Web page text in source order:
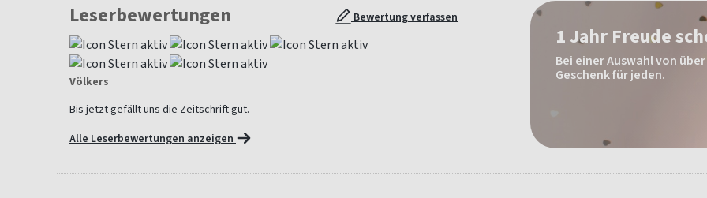
Leserbewertungen Bewertung verfassen
Völkers
Bis jetzt gefällt uns die Zeitschrift gut.
Alle Leserbewertungen anzeigen
1 Jahr Freude
Bei einer Auswahl von
Geschenk für jeden.